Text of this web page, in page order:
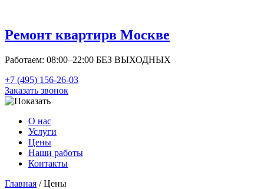
Ремонт квартирв Москве
Работаем: 08:00–22:00 БЕЗ ВЫХОДНЫХ
+7 (495) 156-26-03
Заказать звонок
О нас
Услуги
Цены
Наши работы
Контакты
Главная / Цены